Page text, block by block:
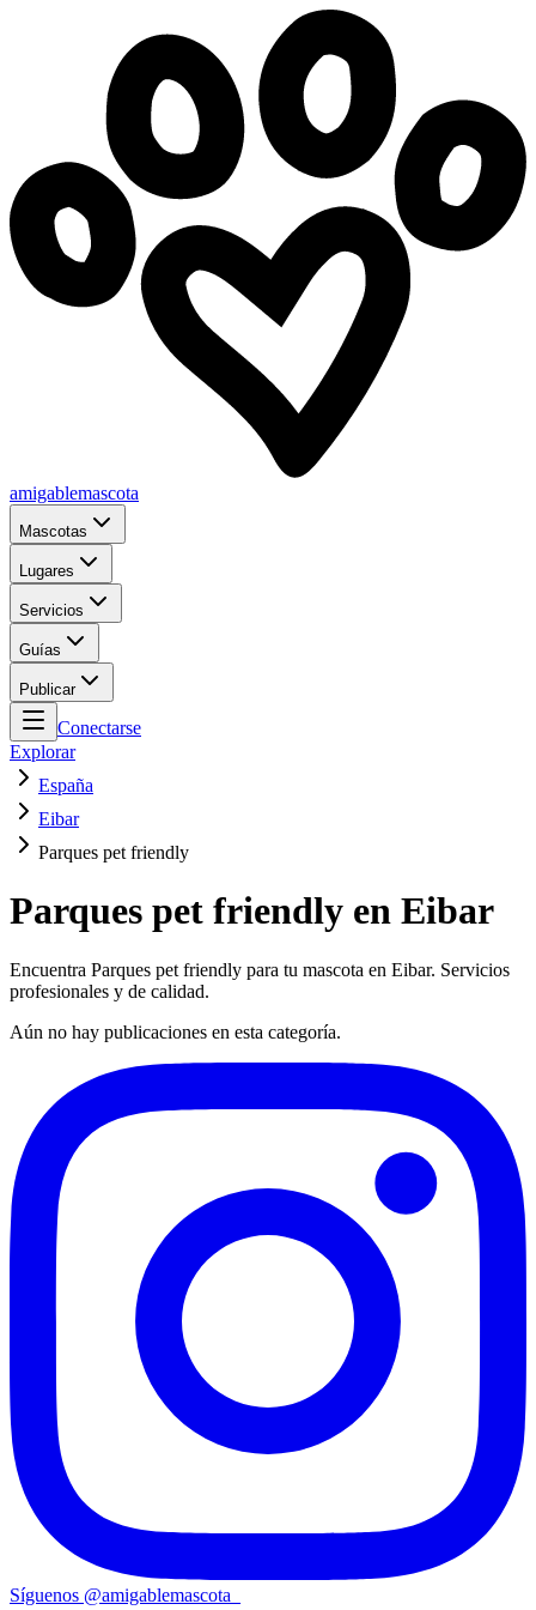
amigablemascota
Mascotas
Lugares
Servicios
Guías
Publicar
Conectarse
Explorar
España
Eibar
Parques pet friendly
Parques pet friendly en Eibar
Encuentra Parques pet friendly para tu mascota en Eibar. Servicios
profesionales y de calidad.
Aún no hay publicaciones en esta categoría.
Síguenos @amigablemascota_